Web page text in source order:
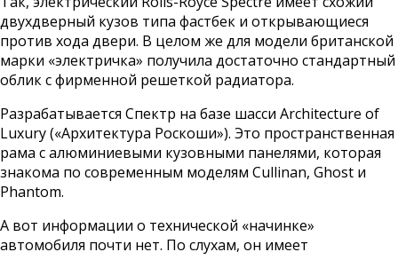
двухдверный кузов типа фастбек и открывающиеся
против хода двери. В целом же для модели британской
марки «электричка» получила достаточно стандартный
облик с фирменной решеткой радиатора.
Разрабатывается Спектр на базе шасси Architecture of
Luxury («Архитектура Роскоши»). Это пространственная
рама с алюминиевыми кузовными панелями, которая
знакома по современным моделям Cullinan, Ghost и
Phantom.
А вот информации о технической «начинке»
автомобиля почти нет. По слухам, он имеет